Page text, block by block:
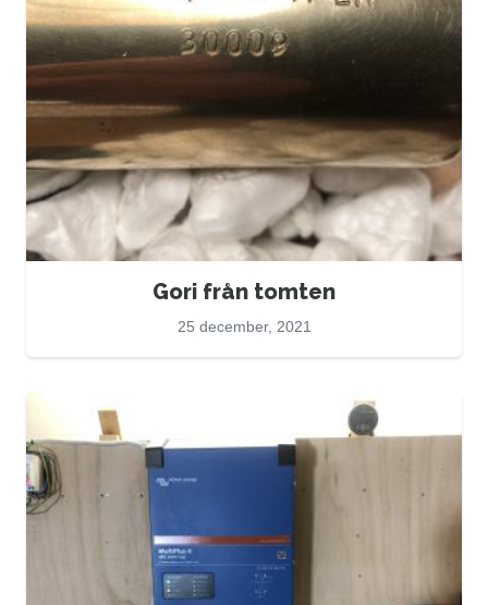
Gori från tomten
25 december, 2021